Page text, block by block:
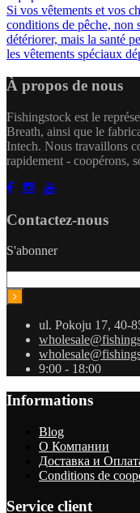
Si vos vêtements et vos
conditions de pêche, non
détériorer, mais la santé
les vêtements spéciaux
À propos de nous
Fishingstock est le
Breath, ainsi que le
Intech. Nous travaillons
rapidement - coopérons,
Contactez-nous
S'abonner
ul. Pokoju 17, 40-
9:00 - 18:00
Informations
Blog
О Компании
Доставка и
Conditions de
Service client